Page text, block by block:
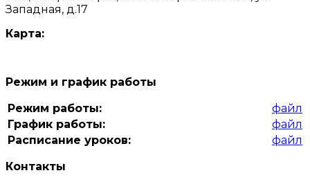
Западная, д.17
Карта:
Режим и график работы
Режим работы:
файл
График работы:
файл
Расписание уроков:
файл
Контакты